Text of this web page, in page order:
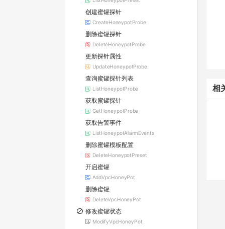
创建蜜罐探针
CreateHoneypotProbe
删除蜜罐探针
DeleteHoneypotProbe
更新探针属性
UpdateHoneypotProbe
查询蜜罐探针列表
ListHoneypotProbe
获取蜜罐探针
GetHoneypotProbe
获取告警事件
ListHoneypotAlarmEvents
删除蜜罐模板配置
DeleteHoneypotPreset
开启蜜罐
AddVpcHoneyPot
删除蜜罐
DeleteVpcHoneyPot
修改蜜罐状态
ModifyVpcHoneyPot
相